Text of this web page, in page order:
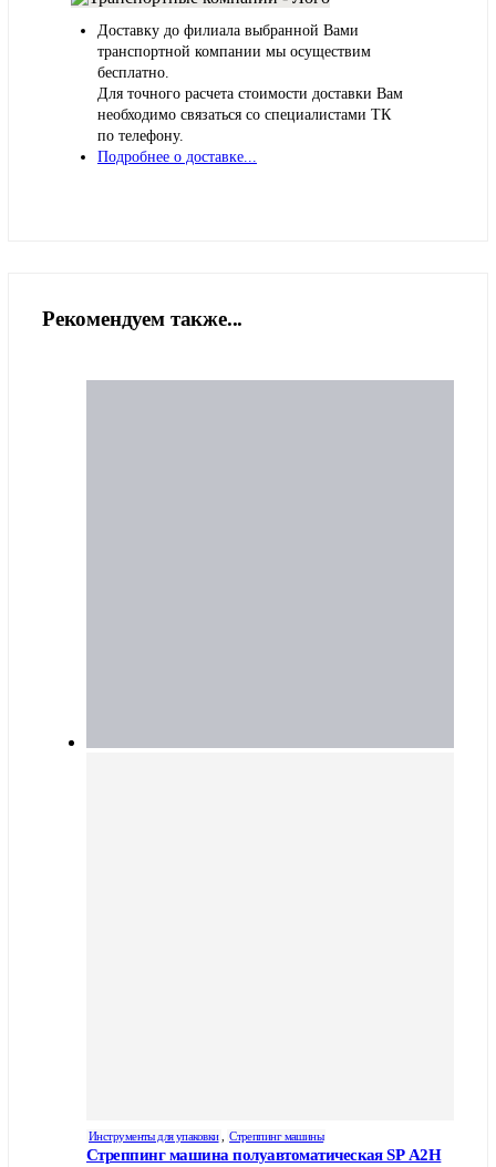
Доставку до филиала выбранной Вами
транспортной компании мы осуществим
бесплатно.
Для точного расчета стоимости доставки Вам
необходимо связаться со специалистами ТК
по телефону.
Подробнее о доставке...
Рекомендуем также...
Инструменты для упаковки Стреппинг машины
Стреппинг машина полуавтоматическая SP A2H